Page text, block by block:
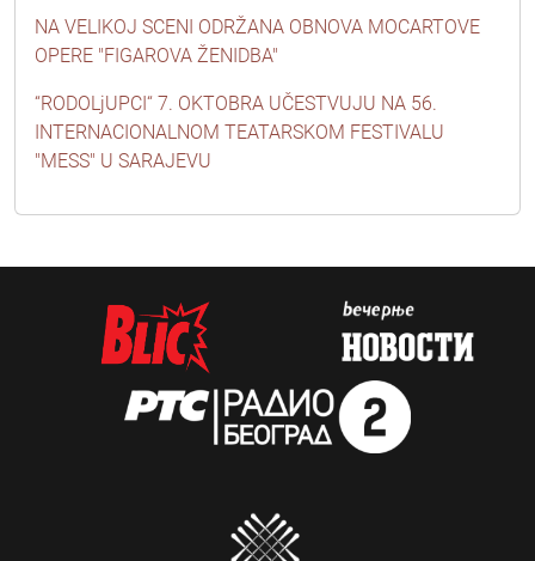
NA VELIKOJ SCENI ODRŽANA OBNOVA MOCARTOVE
OPERE "FIGAROVA ŽENIDBA"
“RODOLjUPCI“ 7. OKTOBRA UČESTVUJU NA 56.
INTERNACIONALNOM TEATARSKOM FESTIVALU
"MESS" U SARAJEVU